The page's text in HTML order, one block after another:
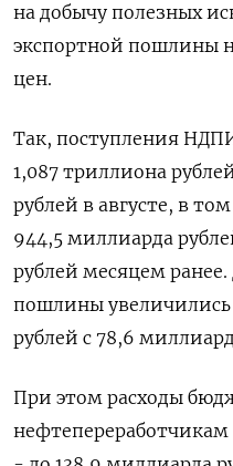
на добычу полезных
экспортной пошлины
цен.
Так, поступления
1,087 триллиона
рублей в августе, в
944,5 миллиарда
рублей месяцем
пошлины увеличились
рублей с 78,6
При этом расходы
нефтепереработчикам